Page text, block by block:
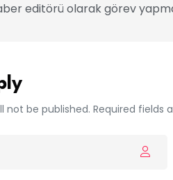
editörü olarak görev
not be published. Required fields